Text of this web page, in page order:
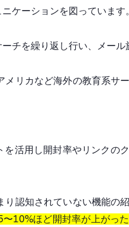
ケーションを図っています。
チを繰り返し行い、メール
リカなど海外の教育系サ
活用し開封率やリンクの
認知されていない機能の
〜10%ほど開封率が上がった